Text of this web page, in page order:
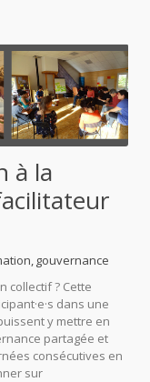
à la
gouvernance
collectif ? Cette
dans une
y mettre en
partagée et
consécutives en
sur